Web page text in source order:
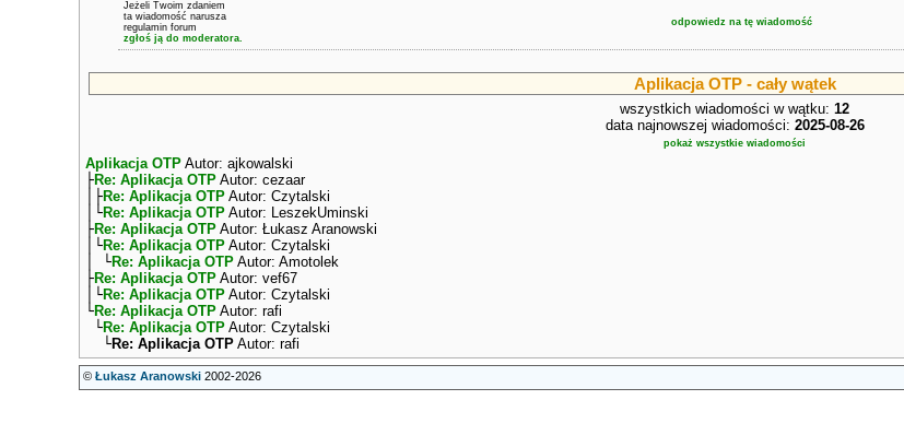
Jeżeli Twoim zdaniem
ta wiadomość narusza
regulamin forum
zgłoś ją do moderatora.
odpowiedz na tę wiadomość
Aplikacja OTP - cały wątek
wszystkich wiadomości w wątku: 12
data najnowszej wiadomości: 2025-08-26
pokaż wszystkie wiadomości
Aplikacja OTP Autor: ajkowalski
├Re: Aplikacja OTP Autor: cezaar
│├Re: Aplikacja OTP Autor: Czytalski
│└Re: Aplikacja OTP Autor: LeszekUminski
├Re: Aplikacja OTP Autor: Łukasz Aranowski
│└Re: Aplikacja OTP Autor: Czytalski
│ └Re: Aplikacja OTP Autor: Amotolek
├Re: Aplikacja OTP Autor: vef67
│└Re: Aplikacja OTP Autor: Czytalski
└Re: Aplikacja OTP Autor: rafi
└Re: Aplikacja OTP Autor: Czytalski
└Re: Aplikacja OTP Autor: rafi
© Łukasz Aranowski 2002-2026